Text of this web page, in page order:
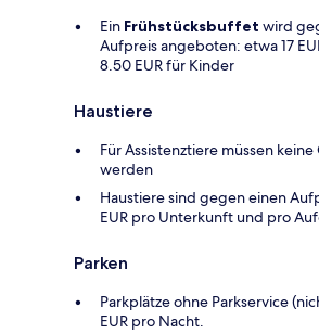
Ein Frühstücksbuffet wird
Aufpreis angeboten: etwa 17
8.50 EUR für Kinder
Haustiere
Für Assistenztiere müssen
werden
Haustiere sind gegen einen
EUR pro Unterkunft und pro
Parken
Parkplätze ohne Parkservice
EUR pro Nacht.